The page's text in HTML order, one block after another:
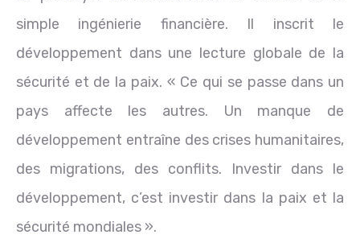
simple ingénierie financière. Il inscrit le
développement dans une lecture globale de la
sécurité et de la paix. « Ce qui se passe dans un
pays affecte les autres. Un manque de
développement entraîne des crises humanitaires,
des migrations, des conflits. Investir dans le
développement, c’est investir dans la paix et la
sécurité mondiales ».